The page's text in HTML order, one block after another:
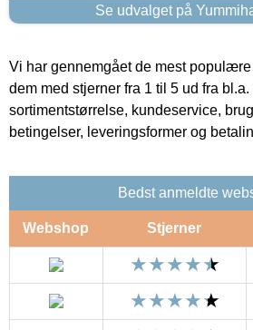
Se udvalget på
Vi har gennemgået de mest
dem med stjerner fra 1 til 5 ud fra
sortimentstørrelse, kundeservice,
betingelser, leveringsformer og
Bedst anmeldte
Webshop Stjerner